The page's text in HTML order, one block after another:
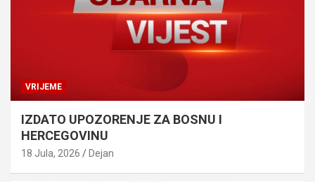
VRIJEME
IZDATO UPOZORENJE ZA BOSNU I
HERCEGOVINU
18 Jula, 2026 Dejan